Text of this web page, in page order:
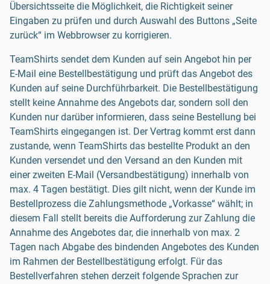
Übersichtsseite die Möglichkeit, die Richtigkeit seiner
Eingaben zu prüfen und durch Auswahl des Buttons „Seite
zurück“ im Webbrowser zu korrigieren.
TeamShirts sendet dem Kunden auf sein Angebot hin per
E-Mail eine Bestellbestätigung und prüft das Angebot des
Kunden auf seine Durchführbarkeit. Die Bestellbestätigung
stellt keine Annahme des Angebots dar, sondern soll den
Kunden nur darüber informieren, dass seine Bestellung bei
TeamShirts eingegangen ist. Der Vertrag kommt erst dann
zustande, wenn TeamShirts das bestellte Produkt an den
Kunden versendet und den Versand an den Kunden mit
einer zweiten E-Mail (Versandbestätigung) innerhalb von
max. 4 Tagen bestätigt. Dies gilt nicht, wenn der Kunde im
Bestellprozess die Zahlungsmethode „Vorkasse“ wählt; in
diesem Fall stellt bereits die Aufforderung zur Zahlung die
Annahme des Angebotes dar, die innerhalb von max. 2
Tagen nach Abgabe des bindenden Angebotes des Kunden
im Rahmen der Bestellbestätigung erfolgt. Für das
Bestellverfahren stehen derzeit folgende Sprachen zur